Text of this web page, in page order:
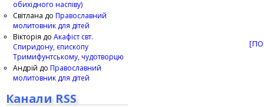
обихідного наспіву)
Світлана до Православний
молитовник для дітей
Вікторія до Акафіст свт.
Спиридону, єпископу
Тримифунтському, чудотворцю
Андрій до Православний
молитовник для дітей
Канали RSS